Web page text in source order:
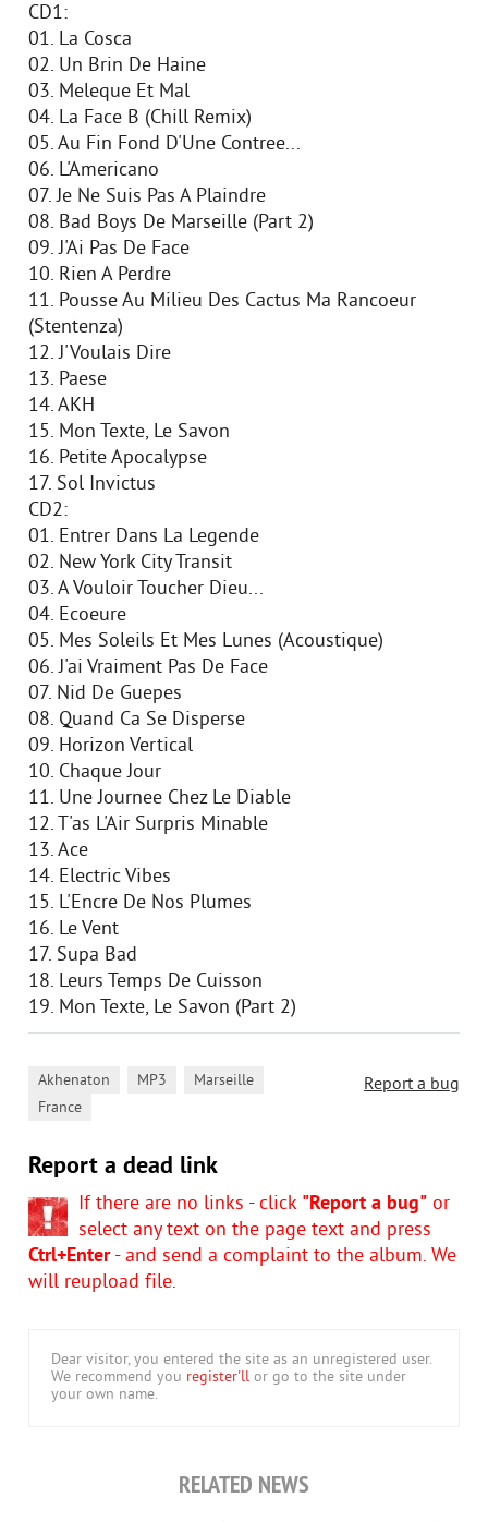
CD1:
01. La Cosca
02. Un Brin De Haine
03. Meleque Et Mal
04. La Face B (Chill Remix)
05. Au Fin Fond D'Une Contree...
06. L'Americano
07. Je Ne Suis Pas A Plaindre
08. Bad Boys De Marseille (Part 2)
09. J'Ai Pas De Face
10. Rien A Perdre
11. Pousse Au Milieu Des Cactus Ma Rancoeur
(Stentenza)
12. J'Voulais Dire
13. Paese
14. AKH
15. Mon Texte, Le Savon
16. Petite Apocalypse
17. Sol Invictus
CD2:
01. Entrer Dans La Legende
02. New York City Transit
03. A Vouloir Toucher Dieu...
04. Ecoeure
05. Mes Soleils Et Mes Lunes (Acoustique)
06. J'ai Vraiment Pas De Face
07. Nid De Guepes
08. Quand Ca Se Disperse
09. Horizon Vertical
10. Chaque Jour
11. Une Journee Chez Le Diable
12. T'as L'Air Surpris Minable
13. Ace
14. Electric Vibes
15. L'Encre De Nos Plumes
16. Le Vent
17. Supa Bad
18. Leurs Temps De Cuisson
19. Mon Texte, Le Savon (Part 2)
Report a bug
Akhenaton MP3 Marseille
France
Report a dead link
If there are no links - click "Report a bug" or
select any text on the page text and press
Ctrl+Enter- and send a complaint to the album. We
will reupload file.
Dear visitor, you entered the site as an unregistered user.
We recommend you register'll or go to the site under
your own name.
RELATED NEWS